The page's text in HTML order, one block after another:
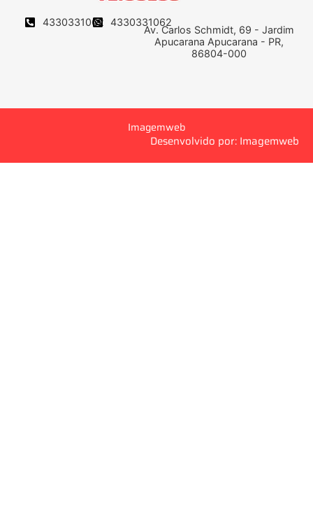
4330331062 4330331062
Av. Carlos Schmidt, 69 - Jardim
Apucarana Apucarana - PR,
86804-000
Imagemweb
Desenvolvido por: Imagemweb